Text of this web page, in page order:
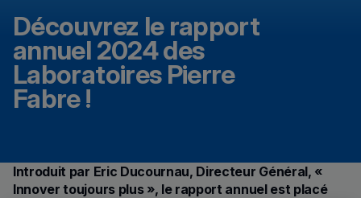
Découvrez le rapport
annuel 2024 des
Laboratoires Pierre
Fabre !
Introduit par Eric Ducournau, Directeur Général, «
Innover toujours plus », le rapport annuel est placé